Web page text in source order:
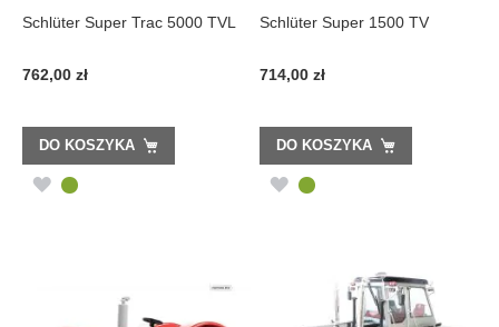
Schlüter Super Trac 5000 TVL
762,00 zł
DO KOSZYKA
DODAJ
Schlüter Super 1500 TV
714,00 zł
DO KOSZYKA
DODAJ
ŻYCZEŃ